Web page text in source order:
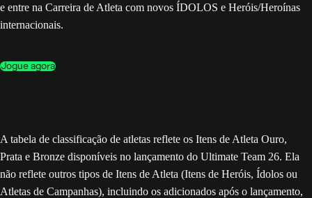
e entre na Carreira de Atleta com novos ÍDOLOS e Heróis/Heroínas
internacionais.
Jogue agora
A tabela de classificação de atletas reflete os Itens de Atleta Ouro,
Prata e Bronze disponíveis no lançamento do Ultimate Team 26. Ela
não reflete outros tipos de Itens de Atleta (Itens de Heróis, Ídolos ou
Atletas de Campanhas), incluindo os adicionados após o lançamento,